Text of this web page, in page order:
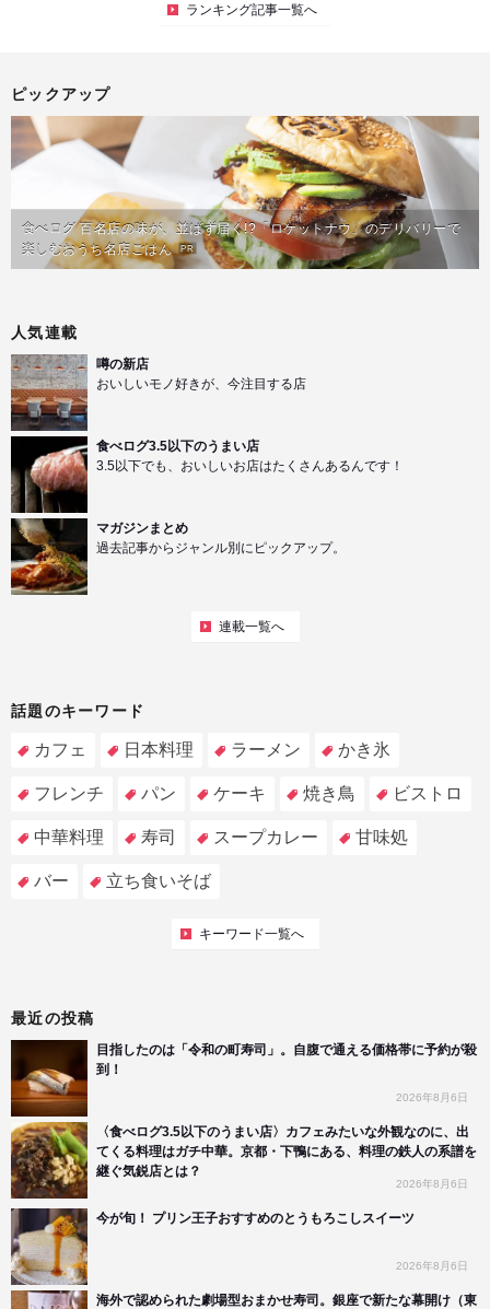
ランキング記事一覧へ
ピックアップ
食べログ 百名店の味が、並ばず届く!?「ロケットナウ」のデリバリーで
楽しむおうち名店ごはん PR
人気連載
噂の新店
おいしいモノ好きが、今注目する店
食べログ3.5以下のうまい店
3.5以下でも、おいしいお店はたくさんあるんです！
マガジンまとめ
過去記事からジャンル別にピックアップ。
連載一覧へ
話題のキーワード
カフェ 日本料理 ラーメン かき氷
フレンチ パン ケーキ 焼き鳥 ビストロ
中華料理 寿司 スープカレー 甘味処
バー 立ち食いそば
キーワード一覧へ
最近の投稿
目指したのは「令和の町寿司」。自腹で通える価格帯に予約が殺
到！
2026年8月6日
〈食べログ3.5以下のうまい店〉カフェみたいな外観なのに、出
てくる料理はガチ中華。京都・下鴨にある、料理の鉄人の系譜を
継ぐ気鋭店とは？
2026年8月6日
今が旬！ プリン王子おすすめのとうもろこしスイーツ
2026年8月6日
海外で認められた劇場型おまかせ寿司。銀座で新たな幕開け（東